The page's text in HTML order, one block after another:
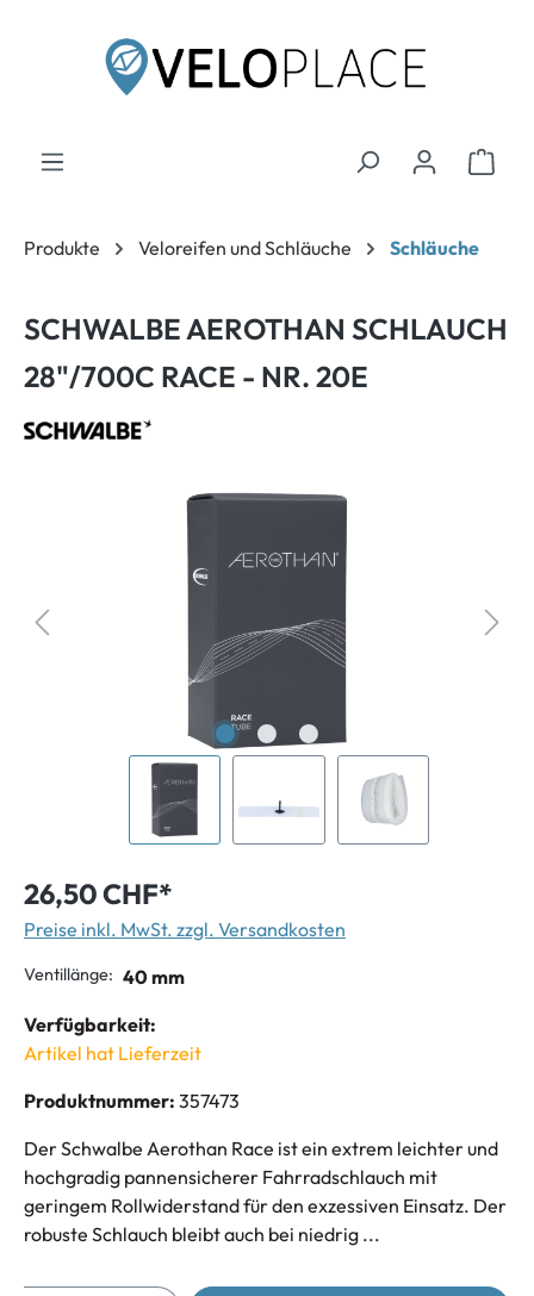
Produkte Veloreifen und Schläuche Schläuche
SCHWALBE AEROTHAN SCHLAUCH
28"/700C RACE - NR. 20E
26,50 CHF*
Preise inkl. MwSt. zzgl. Versandkosten
Ventillänge: 40 mm
Verfügbarkeit:
Artikel hat Lieferzeit
Produktnummer: 357473
Der Schwalbe Aerothan Race ist ein extrem leichter und
hochgradig pannensicherer Fahrradschlauch mit
geringem Rollwiderstand für den exzessiven Einsatz. Der
robuste Schlauch bleibt auch bei niedrig ...